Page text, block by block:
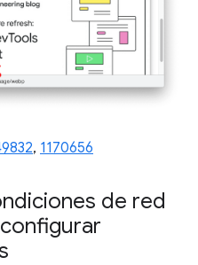
, 1170656
de red